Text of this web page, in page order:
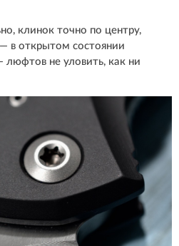
клинок точно по центру,
в открытом состоянии
люфтов не уловить, как ни